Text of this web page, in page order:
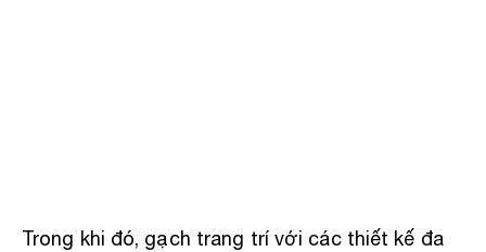
Trong khi đó, gạch trang trí với các thiết kế đa